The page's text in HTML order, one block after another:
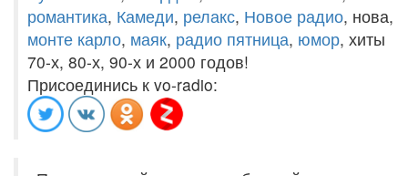
романтика, Камеди, релакс, Новое радио, нова,
монте карло, маяк, радио пятница, юмор, хиты
70-х, 80-х, 90-х и 2000 годов!
Присоединись к vo-radio: